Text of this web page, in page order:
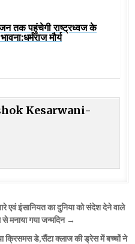
तक पहुंचेगी राष्ट्रध्वज के
मौर्य
Kesarwani-
एवं इंसानियत का दुनिया को संदेश देने वाले
मनाया गया जन्मदिन →
क्रिसमस डे,सैंटा क्लाज की ड्रेस में बच्चों ने